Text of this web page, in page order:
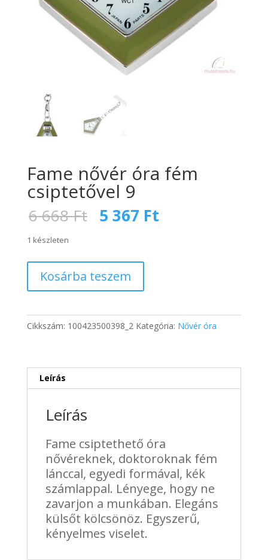
Fame nővér óra fém
csiptetővel 9
6 668Ft Original
price
6
668 Ft.
5 367 Ft
1 készleten
nővér
csiptetővel
Kosárba teszem
Cikkszám: 100423500398_2 Kategória: Nővér óra
Leírás
Leírás
Fame csiptethető óra
nővéreknek, doktoroknak fém
lánccal, egyedi formával, kék
számlappal. Lényege, hogy ne
zavarjon a munkában. Elegáns
külsőt kölcsönöz. Egyszerű,
kényelmes viselet.